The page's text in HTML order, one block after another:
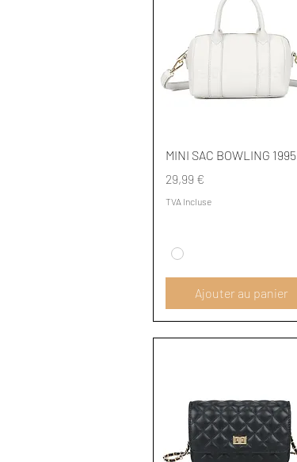
Aperçu rapide
MINI SAC BOWLING 1995
Prix
29,99 €
TVA Incluse
Ajouter au panier